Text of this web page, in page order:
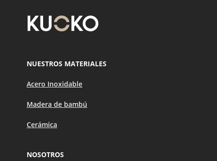
NUESTROS MATERIALES
Acero Inoxidable
Madera de bambú
Cerámica
NOSOTROS